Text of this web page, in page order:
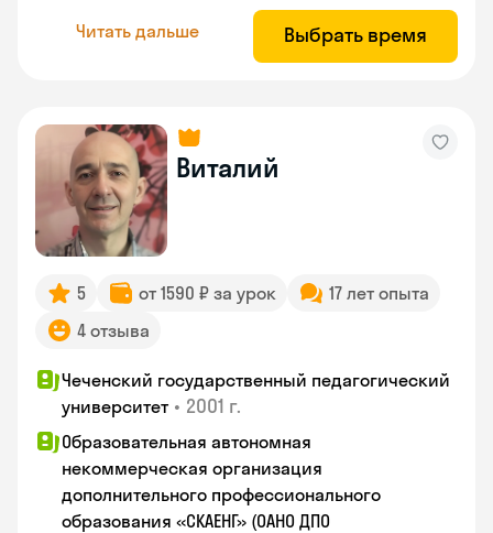
Читать дальше Выбрать время
Виталий
5 от 1590 ₽ за урок
17 лет опыта
4 отзыва
Чеченский государственный педагогический
университет • 2001 г.
Образовательная автономная
некоммерческая организация
дополнительного профессионального
образования «СКАЕНГ» (ОАНО ДПО